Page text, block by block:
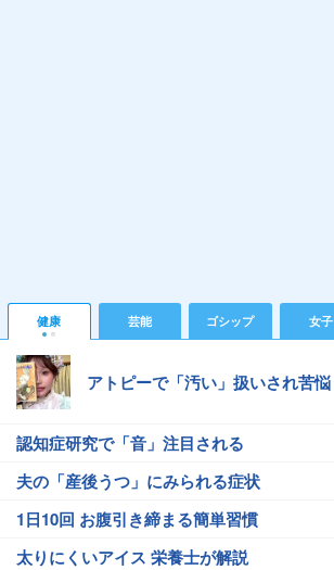
健康 芸能 ゴシップ 女子
アトピーで「汚い」扱いされ苦悩
認知症研究で「音」注目される
夫の「産後うつ」にみられる症状
1日10回 お腹引き締まる簡単習慣
太りにくいアイス 栄養士が解説